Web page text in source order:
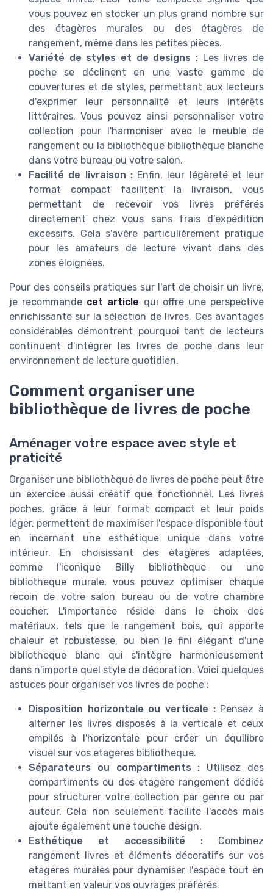
vous pouvez en stocker un plus grand nombre sur
des étagères murales ou des étagères de
rangement, même dans les petites pièces.
Variété de styles et de designs : Les livres de
poche se déclinent en une vaste gamme de
couvertures et de styles, permettant aux lecteurs
d'exprimer leur personnalité et leurs intérêts
littéraires. Vous pouvez ainsi personnaliser votre
collection pour l'harmoniser avec le meuble de
rangement ou la bibliothèque bibliothèque blanche
dans votre bureau ou votre salon.
Facilité de livraison :Enfin, leur légèreté et leur
format compact facilitent la livraison, vous
permettant de recevoir vos livres préférés
directement chez vous sans frais d'expédition
excessifs. Cela s'avère particulièrement pratique
pour les amateurs de lecture vivant dans des
zones éloignées.
Pour des conseils pratiques sur l'art de choisir un livre,
je recommande cet article qui offre une perspective
enrichissante sur la sélection de livres. Ces avantages
considérables démontrent pourquoi tant de lecteurs
continuent d'intégrer les livres de poche dans leur
environnement de lecture quotidien.
Comment organiser une
bibliothèque de livres de poche
Aménager votre espace avec style et
praticité
Organiser une bibliothèque de livres de poche peut être
un exercice aussi créatif que fonctionnel. Les livres
poches, grâce à leur format compact et leur poids
léger, permettent de maximiser l'espace disponible tout
en incarnant une esthétique unique dans votre
intérieur. En choisissant des étagères adaptées,
comme l'iconique Billy bibliothèque ou une
bibliotheque murale, vous pouvez optimiser chaque
recoin de votre salon bureau ou de votre chambre
coucher. L'importance réside dans le choix des
matériaux, tels que le rangement bois, qui apporte
chaleur et robustesse, ou bien le fini élégant d'une
bibliotheque blanc qui s'intègre harmonieusement
dans n'importe quel style de décoration. Voici quelques
astuces pour organiser vos livres de poche :
Disposition horizontale ou verticale :Pensez à
alterner les livres disposés à la verticale et ceux
empilés à l'horizontale pour créer un équilibre
visuel sur vos etageres bibliotheque.
Séparateurs ou compartiments : Utilisez des
compartiments ou des etagere rangement dédiés
pour structurer votre collection par genre ou par
auteur. Cela non seulement facilite l'accès mais
ajoute également une touche design.
Esthétique et accessibilité : Combinez
rangement livres et éléments décoratifs sur vos
etageres murales pour dynamiser l'espace tout en
mettant en valeur vos ouvrages préférés.